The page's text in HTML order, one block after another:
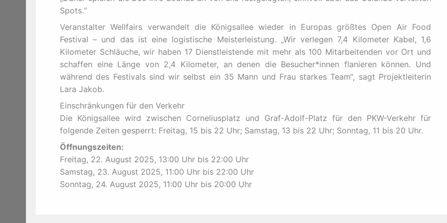
Spots.“
Veranstalter Wellfairs verwandelt die Königsallee wieder in Europas größtes Open Air Food
Festival – und das ist eine logistische Meisterleistung. „Wir verlegen 7,4 Kilometer Kabel, 1,6
Kilometer Schläuche, wir haben 17 Dienstleistende mit mehr als 100 Mitarbeitenden vor Ort und
schaffen eine Länge von 2,4 Kilometer, an denen die Besucher*innen flanieren können. Und
während des Festivals sind wir selbst ein 35 Mann und Frau starkes Team“, sagt Projektleiterin
Lara Jakob.
Einschränkungen für den Verkehr
Die Königsallee wird zwischen Corneliusplatz und Graf-Adolf-Platz für den PKW-Verkehr für
folgende Zeiten gesperrt: Freitag, 15 bis 22 Uhr; Samstag, 13 bis 22 Uhr; Sonntag, 11 bis 20 Uhr.
Öffnungszeiten:
Freitag, 22. August 2025, 13:00 Uhr bis 22:00 Uhr
Samstag, 23. August 2025, 11:00 Uhr bis 22:00 Uhr
Sonntag, 24. August 2025, 11:00 Uhr bis 20:00 Uhr